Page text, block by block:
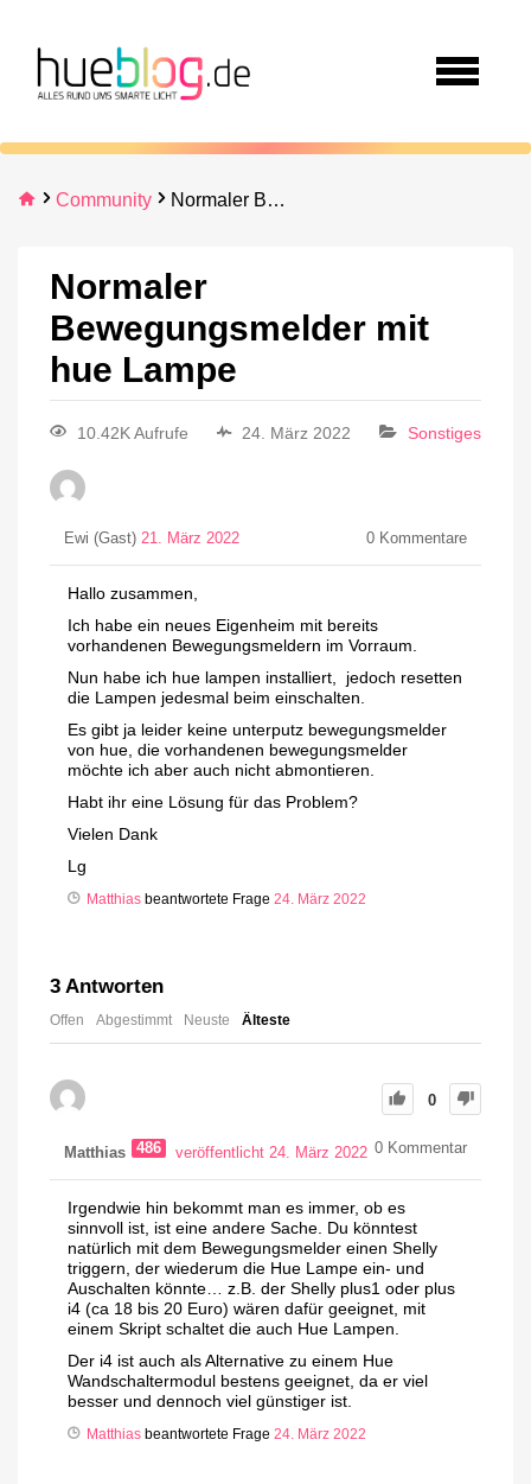
Community Normaler Bewegungsmelder mit hue Lampe
Normaler
Bewegungsmelder mit
hue Lampe
10.42K Aufrufe 24. März 2022 Sonstiges
Ewi (Gast) 21. März 2022 0 Kommentare
Hallo zusammen,
Ich habe ein neues Eigenheim mit bereits
vorhandenen Bewegungsmeldern im Vorraum.
Nun habe ich hue lampen installiert, jedoch resetten
die Lampen jedesmal beim einschalten.
Es gibt ja leider keine unterputz bewegungsmelder
von hue, die vorhandenen bewegungsmelder
möchte ich aber auch nicht abmontieren.
Habt ihr eine Lösung für das Problem?
Vielen Dank
Lg
Matthias beantwortete Frage 24. März 2022
3 Antworten
Offen Abgestimmt Neuste Älteste
0
Matthias 486 veröffentlicht 24. März 2022 0 Kommentar
Irgendwie hin bekommt man es immer, ob es
sinnvoll ist, ist eine andere Sache. Du könntest
natürlich mit dem Bewegungsmelder einen Shelly
triggern, der wiederum die Hue Lampe ein- und
Auschalten könnte… z.B. der Shelly plus1 oder plus
i4 (ca 18 bis 20 Euro) wären dafür geeignet, mit
einem Skript schaltet die auch Hue Lampen.
Der i4 ist auch als Alternative zu einem Hue
Wandschaltermodul bestens geeignet, da er viel
besser und dennoch viel günstiger ist.
Matthias beantwortete Frage 24. März 2022